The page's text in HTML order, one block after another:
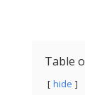
Table
hide